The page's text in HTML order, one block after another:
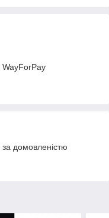
домовленістю